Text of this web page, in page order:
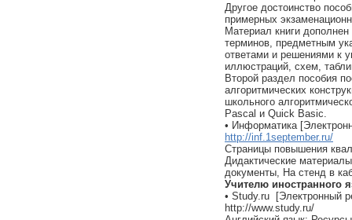
Другое достоинство
примерных
Материал книги
терминов, предметным
ответами и решениями к
иллюстраций, схем,
Второй раздел пособия
алгоритмических
школьного
Pascal и Quick Basic.
• Информатика
http://inf.1september.ru/
Страницы повышения
Дидактические
документы, На стенд в
Учителю иностранного
• Study.ru [Электронный
http://www.study.ru/